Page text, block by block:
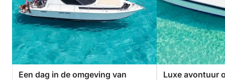
Een dag in de omgeving van
Luxe avontuur